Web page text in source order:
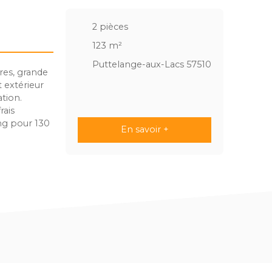
grande
extérieur
pour 130
2 pièces
123 m²
Puttelange-aux-Lacs 57510
En savoir +